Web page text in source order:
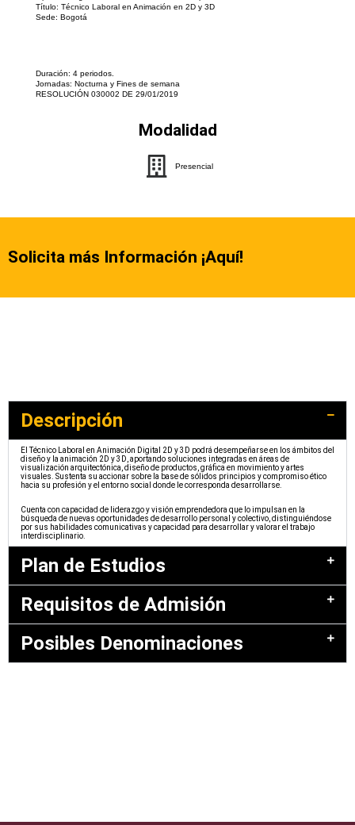
Título: Técnico Laboral en Animación en 2D y 3D
Sede: Bogotá
Duración: 4 periodos.
Jornadas: Nocturna y Fines de semana
RESOLUCIÓN 030002 DE 29/01/2019
Modalidad
Presencial
Solicita más Información ¡Aquí!
Descripción
El Técnico Laboral en Animación Digital 2D y 3D podrá desempeñarse en los ámbitos del
diseño y la animación 2D y 3D, aportando soluciones integradas en áreas de
visualización arquitectónica, diseño de productos, gráfica en movimiento y artes
visuales. Sustenta su accionar sobre la base de sólidos principios y compromiso ético
hacia su profesión y el entorno social donde le corresponda desarrollarse.
Cuenta con capacidad de liderazgo y visión emprendedora que lo impulsan en la
búsqueda de nuevas oportunidades de desarrollo personal y colectivo, distinguiéndose
por sus habilidades comunicativas y capacidad para desarrollar y valorar el trabajo
interdisciplinario.
Plan de Estudios
Requisitos de Admisión
Posibles Denominaciones